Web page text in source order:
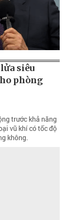
siêu
phòng
trước khả năng
vũ khí có tốc độ
không.